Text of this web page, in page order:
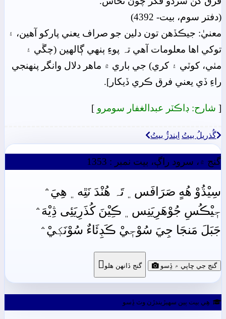
(دفتر سوم، بيت- 4392)
معنيٰ: جيڪڏهن تون دلين جو صراف يعني پارکو آهين، ۽
توکي اها معلومات آهي تہ پوءِ ٻنهي ڳالهين (چڱي ۽
مٺي، کوٽي ۽ کري) جي باري ۾ ماهر دلال وانگر پنھنجي
راءِ ڏي يعني فرق ڪري ڏيکار].
[ شارح: ڊاڪٽر عبدالغفار سومرو ]
گُذريلُ بيتُ اِيندڙُ بيتُ
گنج ۾، سرود راڳ، بيت نمبر : 1353
سِيْڌُوْ هُهٍ صَرَافَس﮼ تَہ هُنْدَ نَٿِه﮼ هِيَ﮶
جٖيْڪُسِ جُوْهَرِيَنِس﮼ ڪِيْنَ کُذَرِيَئِى ڎِيْهَ﮶
جَبَلَ مَنجَا جِيَ سُوْجٖيْ ڪَڊِئَاءٌ سُوْنَکٖيْ﮶
گنج جي ڇاپي ۾ ڏِسو گنج ڏانھن ھلو 
ھِي بيت ٻين سھيڙيندڙن وٽ ڏِسو